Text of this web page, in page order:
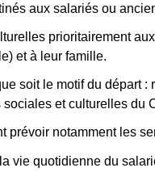
aux salariés ou
prioritairement
et à leur famille.
soit le motif du départ
et culturelles du
notamment les
vie quotidienne du